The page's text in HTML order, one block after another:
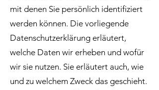
mit denen Sie persönlich identifiziert
werden können. Die vorliegende
Datenschutzerklärung erläutert,
welche Daten wir erheben und wofür
wir sie nutzen. Sie erläutert auch, wie
und zu welchem Zweck das geschieht.